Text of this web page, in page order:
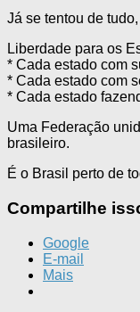
Já se tentou de
Liberdade para os
* Cada estado com
* Cada estado com
* Cada estado
Uma Federação
brasileiro.
É o Brasil perto de
Compartilhe
Google
E-mail
Mais